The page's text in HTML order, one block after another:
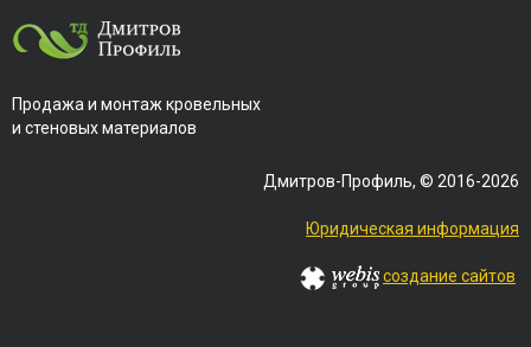
Продажа и монтаж кровельных
и стеновых материалов
Дмитров-Профиль, © 2016-2026
Юридическая информация
создание сайтов